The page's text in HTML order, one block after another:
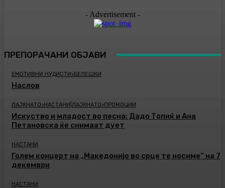
- Advertisement -
ПРЕПОРАЧАНИ ОБЈАВИ
ЕМОТИВНИ НУДИСТИ>БЕЛЕШКИ
Наслов
ЛАЈКНАТО>НАСТАНИ|ЛАЈКНАТО>ПРОМОЦИИ
Искуство и младост во песна: Дадо Топиќ и Ана
Петановска ќе снимаат дует
НАСТАНИ
Голем концерт на „Македонијо во срце те носиме“ на 7
декември
НАСТАНИ